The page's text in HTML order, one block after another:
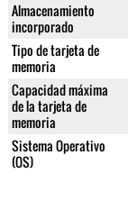
Almacenamiento
incorporado
Tipo de tarjeta de
memoria
Capacidad máxima
de la tarjeta de
memoria
Sistema Operativo
(OS)